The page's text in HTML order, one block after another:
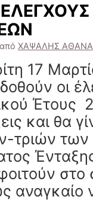
από ΧΑΨΑΛΗΣ
17
οι
Έτους
και θα
των
στο